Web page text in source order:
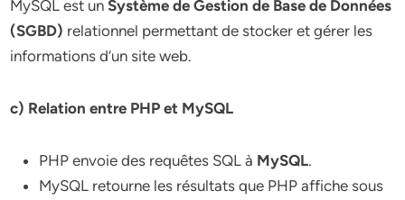
MySQL est unSystème de Gestion de Base de Données
(SGBD) relationnel permettant de stocker et gérer les
informations d’un site web.
c) Relation entre PHP et MySQL
PHP envoie des requêtes SQL à MySQL.
MySQL retourne les résultats que PHP affiche sous